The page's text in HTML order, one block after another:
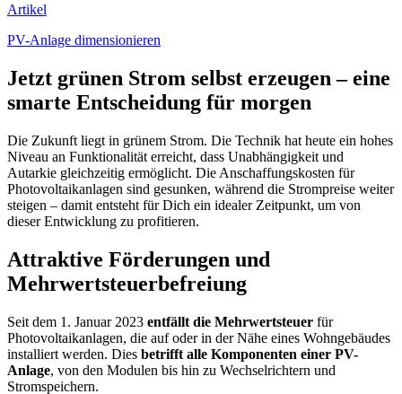
Artikel
PV-Anlage dimensionieren
Jetzt grünen Strom selbst erzeugen – eine
smarte Entscheidung für morgen
Die Zukunft liegt in grünem Strom. Die Technik hat heute ein hohes
Niveau an Funktionalität erreicht, dass Unabhängigkeit und
Autarkie gleichzeitig ermöglicht. Die Anschaffungskosten für
Photovoltaikanlagen sind gesunken, während die Strompreise weiter
steigen – damit entsteht für Dich ein idealer Zeitpunkt, um von
dieser Entwicklung zu profitieren.
Attraktive Förderungen und
Mehrwertsteuerbefreiung
Seit dem 1. Januar 2023 entfällt die Mehrwertsteuer für
Photovoltaikanlagen, die auf oder in der Nähe eines Wohngebäudes
installiert werden. Dies betrifft alle Komponenten einer PV-
Anlage, von den Modulen bis hin zu Wechselrichtern und
Stromspeichern.